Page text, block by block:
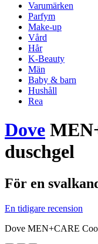
Varumärken
Parfym
Make-up
Vård
Hår
K-Beauty
Män
Baby & barn
Hushåll
Rea
Dove
duschgel
För en
En tidigare recension
Dove MEN+CARE